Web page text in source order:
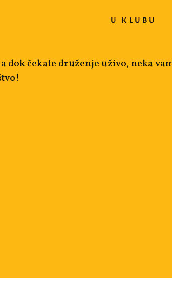
U KLUBU
dok čekate druženje uživo, neka